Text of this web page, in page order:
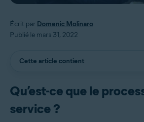
Écrit par Domenic Molinaro
Publié le mars 31, 2022
Cette article contient
Qu’est-ce que le
service ?